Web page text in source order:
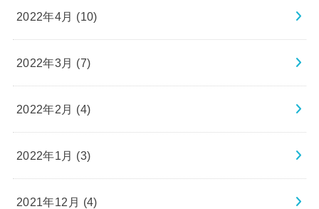
2022年4月 (10)
2022年3月 (7)
2022年2月 (4)
2022年1月 (3)
2021年12月 (4)